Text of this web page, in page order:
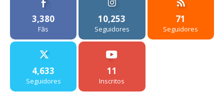
3,380
Fãs
10,253
Seguidores
71
Seguidores
4,633
Seguidores
11
Inscritos